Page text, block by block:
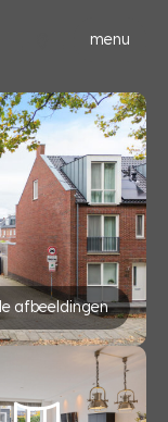
menu
afbeeldingen